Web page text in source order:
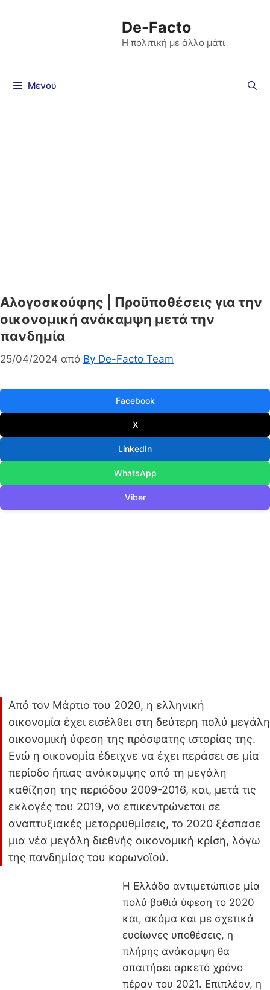
De-Facto
Η πολιτική με άλλο μάτι
Μενού
Αλογοσκούφης | Προϋποθέσεις για την
οικονομική ανάκαμψη μετά την
πανδημία
25/04/2024 από By De-Facto Team
Facebook
X
LinkedIn
WhatsApp
Viber
Από τον Μάρτιο του 2020, η ελληνική
οικονομία έχει εισέλθει στη δεύτερη πολύ μεγάλη
οικονομική ύφεση της πρόσφατης ιστορίας της.
Ενώ η οικονομία έδειχνε να έχει περάσει σε μία
περίοδο ήπιας ανάκαμψης από τη μεγάλη
καθίζηση της περιόδου 2009-2016, και, μετά τις
εκλογές του 2019, να επικεντρώνεται σε
αναπτυξιακές μεταρρυθμίσεις, το 2020 ξέσπασε
μια νέα μεγάλη διεθνής οικονομική κρίση, λόγω
της πανδημίας του κορωνοϊού.
Η Ελλάδα αντιμετώπισε μία
πολύ βαθιά ύφεση το 2020
και, ακόμα και με σχετικά
ευοίωνες υποθέσεις, η
πλήρης ανάκαμψη θα
απαιτήσει αρκετό χρόνο
πέραν του 2021. Επιπλέον, η